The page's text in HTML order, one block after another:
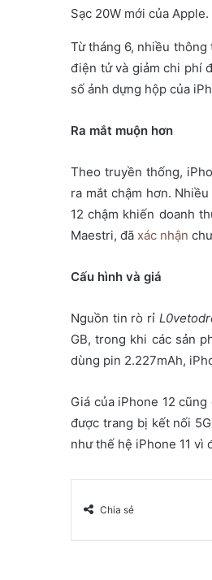
Sạc 20W mới của Apple.
Từ tháng 6, nhiều
điện tử và giảm chi phí
số ảnh dựng hộp của
Ra mắt muộn hơn
Theo truyền thống,
ra mắt chậm hơn.
12 chậm khiến doanh
Maestri, đã xác nhận
Cấu hình và giá
Nguồn tin rò rỉ
GB, trong khi các sản
dùng pin 2.227mAh,
Giá của iPhone 12
được trang bị kết nối
như thế hệ iPhone 11 vì
Chia sẻ